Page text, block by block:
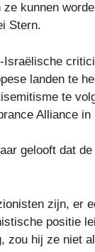
kunnen
Stern.
landen te
te
Alliance in
gelooft dat
zijn, er
positie
zou hij ze niet